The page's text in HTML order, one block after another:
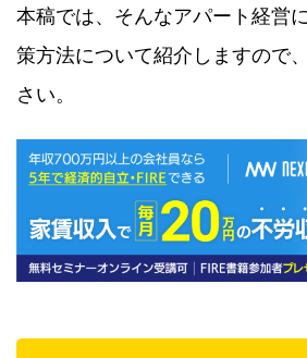
本稿では、そんなアパート経営
策方法について紹介しますので
さい。